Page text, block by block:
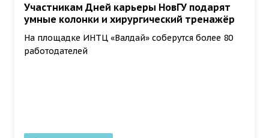
Участникам Дней карьеры НовГУ подарят
умные колонки и хирургический тренажёр
На площадке ИНТЦ «Валдай» соберутся более 80
работодателей